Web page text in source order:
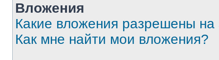
Вложения
Какие вложения разрешены
Как мне найти мои вложения?